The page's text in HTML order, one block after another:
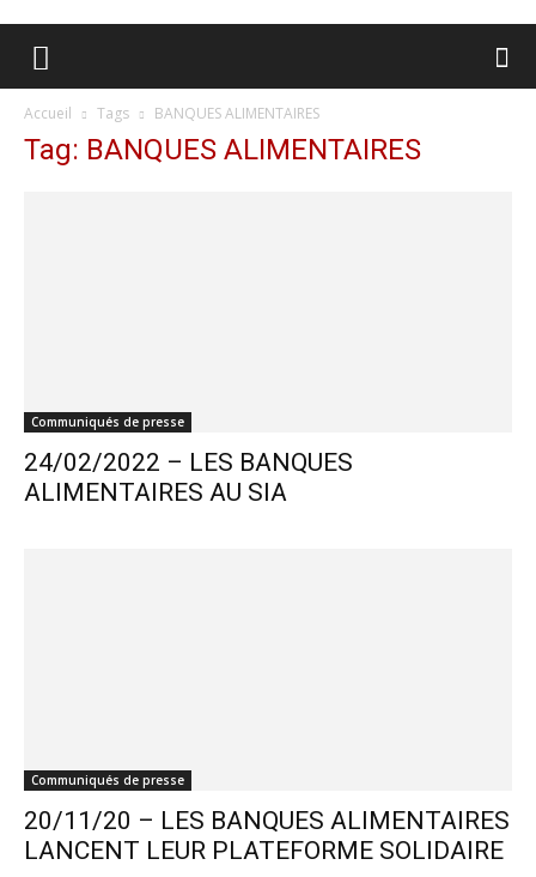
Accueil Tags BANQUES ALIMENTAIRES
Tag: BANQUES ALIMENTAIRES
Communiqués de presse
24/02/2022 – LES BANQUES
ALIMENTAIRES AU SIA
Communiqués de presse
20/11/20 – LES BANQUES ALIMENTAIRES
LANCENT LEUR PLATEFORME SOLIDAIRE